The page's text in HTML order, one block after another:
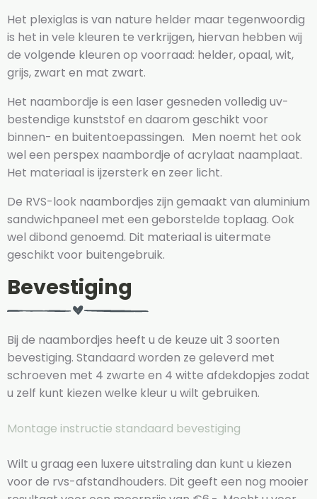
Het plexiglas is van nature helder maar tegenwoordig
is het in vele kleuren te verkrijgen, hiervan hebben wij
de volgende kleuren op voorraad: helder, opaal, wit,
grijs, zwart en mat zwart.
Het naambordje is een laser gesneden volledig uv-
bestendige kunststof en daarom geschikt voor
binnen- en buitentoepassingen. Men noemt het ook
wel een perspex naambordje of acrylaat naamplaat.
Het materiaal is ijzersterk en zeer licht.
De RVS-look naambordjes zijn gemaakt van aluminium
sandwichpaneel met een geborstelde toplaag. Ook
wel dibond genoemd. Dit materiaal is uitermate
geschikt voor buitengebruik.
Bevestiging
Bij de naambordjes heeft u de keuze uit 3 soorten
bevestiging. Standaard worden ze geleverd met
schroeven met 4 zwarte en 4 witte afdekdopjes zodat
u zelf kunt kiezen welke kleur u wilt gebruiken.
Montage instructie standaard bevestiging
Wilt u graag een luxere uitstraling dan kunt u kiezen
voor de rvs-afstandhouders. Dit geeft een nog mooier